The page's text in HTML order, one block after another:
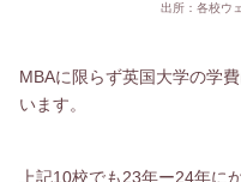
出所：各校ウ
MBAに限らず英国大学の学
います。
上記10校でも23年ー24年に